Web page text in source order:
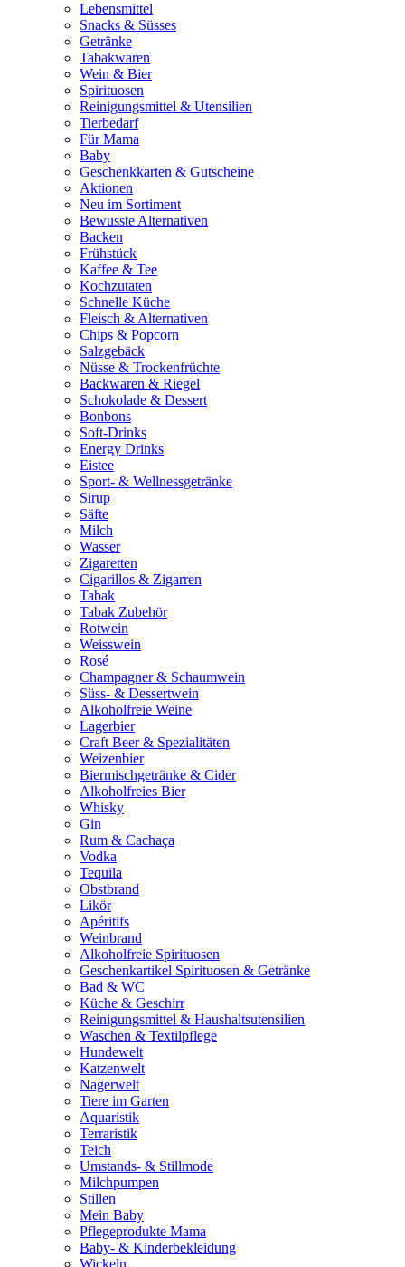
Lebensmittel
Snacks & Süsses
Getränke
Tabakwaren
Wein & Bier
Spirituosen
Reinigungsmittel & Utensilien
Tierbedarf
Für Mama
Baby
Geschenkkarten & Gutscheine
Aktionen
Neu im Sortiment
Bewusste Alternativen
Backen
Frühstück
Kaffee & Tee
Kochzutaten
Schnelle Küche
Fleisch & Alternativen
Chips & Popcorn
Salzgebäck
Nüsse & Trockenfrüchte
Backwaren & Riegel
Schokolade & Dessert
Bonbons
Soft-Drinks
Energy Drinks
Eistee
Sport- & Wellnessgetränke
Sirup
Säfte
Milch
Wasser
Zigaretten
Cigarillos & Zigarren
Tabak
Tabak Zubehör
Rotwein
Weisswein
Rosé
Champagner & Schaumwein
Süss- & Dessertwein
Alkoholfreie Weine
Lagerbier
Craft Beer & Spezialitäten
Weizenbier
Biermischgetränke & Cider
Alkoholfreies Bier
Whisky
Gin
Rum & Cachaça
Vodka
Tequila
Obstbrand
Likör
Apéritifs
Weinbrand
Alkoholfreie Spirituosen
Geschenkartikel Spirituosen & Getränke
Bad & WC
Küche & Geschirr
Reinigungsmittel & Haushaltsutensilien
Waschen & Textilpflege
Hundewelt
Katzenwelt
Nagerwelt
Tiere im Garten
Aquaristik
Terraristik
Teich
Umstands- & Stillmode
Milchpumpen
Stillen
Mein Baby
Pflegeprodukte Mama
Baby- & Kinderbekleidung
Wickeln